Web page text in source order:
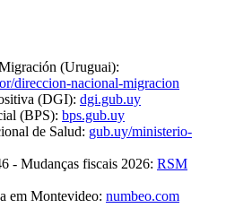
(Uruguai):
direccion-nacional-migracion
(DGI): dgi.gub.uy
(BPS): bps.gub.uy
de Salud: gub.uy/ministerio-
- Mudanças fiscais 2026: RSM
em Montevideo: numbeo.com